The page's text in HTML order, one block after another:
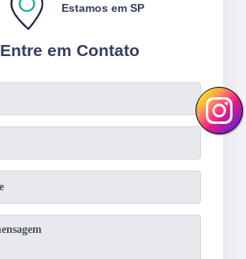
Entre em Contato
Estamos em SP